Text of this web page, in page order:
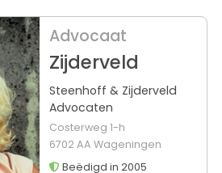
Advocaat
Zijderveld
Steenhoff & Zijderveld
Advocaten
Costerweg 1-h
6702 AA Wageningen
Beëdigd in 2005